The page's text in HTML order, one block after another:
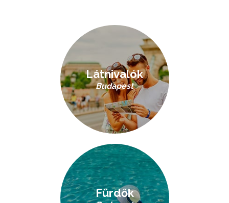
Látnivalók
Budapest
Fürdők